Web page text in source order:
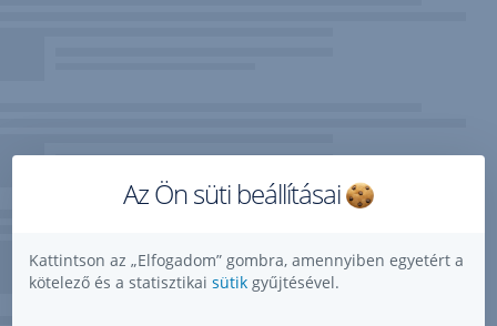
Az Ön süti beállításai
Kattintson az „Elfogadom” gombra, amennyiben egyetért a
kötelező és a statisztikai sütik gyűjtésével.